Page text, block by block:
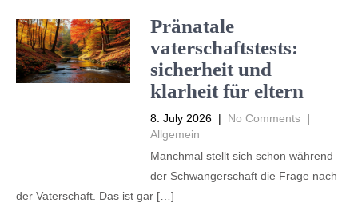
Pränatale
vaterschaftstests:
sicherheit und
klarheit für eltern
8. July 2026 | No Comments |
Allgemein
Manchmal stellt sich schon während
der Schwangerschaft die Frage nach
der Vaterschaft. Das ist gar […]